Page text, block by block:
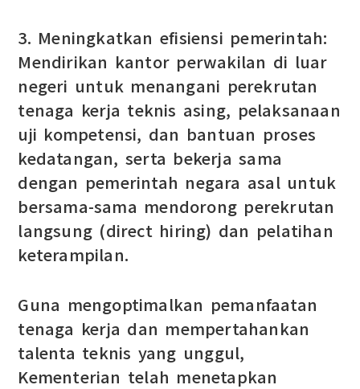
3. Meningkatkan efisiensi pemerintah:
Mendirikan kantor perwakilan di luar
negeri untuk menangani perekrutan
tenaga kerja teknis asing, pelaksanaan
uji kompetensi, dan bantuan proses
kedatangan, serta bekerja sama
dengan pemerintah negara asal untuk
bersama-sama mendorong perekrutan
langsung (direct hiring) dan pelatihan
keterampilan.
Guna mengoptimalkan pemanfaatan
tenaga kerja dan mempertahankan
talenta teknis yang unggul,
Kementerian telah menetapkan